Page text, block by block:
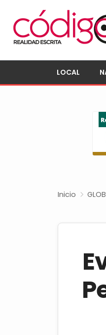
LOCAL
Inicio